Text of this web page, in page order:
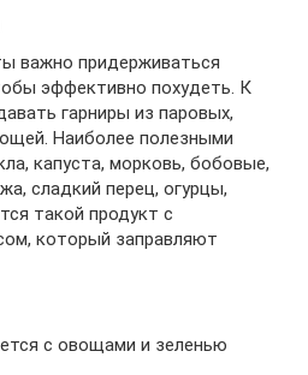
важно придерживаться
эффективно похудеть. К
гарниры из паровых,
Наиболее полезными
капуста, морковь, бобовые,
сладкий перец, огурцы,
такой продукт с
который заправляют
с овощами и зеленью